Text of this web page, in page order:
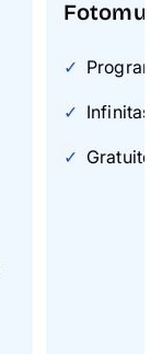
Infinitas
Gratuito